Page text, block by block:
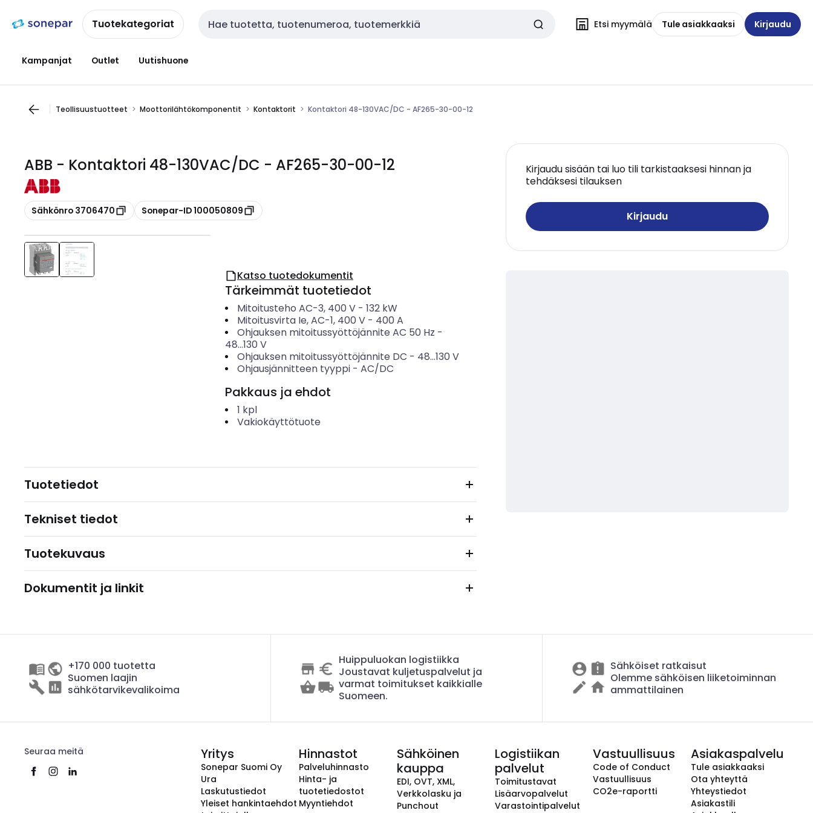
navigointiinsisältöönTuotekategoriat Haku Etsi myymälä Tule asiakkaaksi Kirjaudu
Kampanjat Outlet Uutishuone
Teollisuustuotteet Moottorilähtökomponentit Kontaktorit Kontaktori 48-130VAC/DC - AF265-30-00-12
ABB - Kontaktori 48-130VAC/DC - AF265-30-00-12
Kopioi
Sähkönro 3706470 Kopioi
Sonepar-ID 100050809
Kirjaudu sisään tai luo tili tarkistaaksesi hinnan ja
tehdäksesi tilauksen
Kirjaudu
Katso tuotedokumentit
Tärkeimmät tuotetiedot
Mitoitusteho AC-3, 400 V- 132 kW
Mitoitusvirta Ie, AC-1, 400 V- 400 A
Ohjauksen mitoitussyöttöjännite AC 50 Hz -
48...130 V
Ohjauksen mitoitussyöttöjännite DC - 48...130 V
Ohjausjännitteen tyyppi- AC/DC
Pakkaus ja ehdot
1 kpl
Vakiokäyttötuote
Tuotetiedot
Tekniset tiedot
Tuotekuvaus
Dokumentit ja linkit
+170 000 tuotetta
Suomen laajin
sähkötarvikevalikoima
Huippuluokan logistiikka
Joustavat kuljetuspalvelut ja
varmat toimitukset kaikkialle
Suomeen.
Sähköiset ratkaisut
Olemme sähköisen liiketoiminnan
ammattilainen
Seuraa meitä Yritys
Sonepar Suomi Oy
Ura
Laskutustiedot
Yleiset hankintaehdot
Hinnastot
Palveluhinnasto
Hinta- ja
tuotetiedostot
Myyntiehdot
Sähköinen
kauppa
EDI, OVT, XML,
Verkkolasku ja
Punchout
Logistiikan
palvelut
Toimitustavat
Lisäarvopalvelut
Varastointipalvelut
Vastuullisuus
Code of Conduct
Vastuullisuus
CO2e-raportti
Asiakaspalvelu
Tule asiakkaaksi
Ota yhteyttä
Yhteystiedot
Asiakastili